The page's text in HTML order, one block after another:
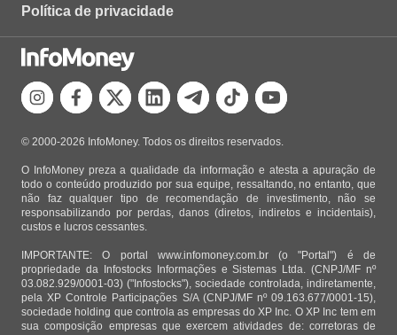
Política de privacidade
© 2000-2026 InfoMoney. Todos os direitos reservados.
O InfoMoney preza a qualidade da informação e atesta a apuração de
todo o conteúdo produzido por sua equipe, ressaltando, no entanto, que
não faz qualquer tipo de recomendação de investimento, não se
responsabilizando por perdas, danos (diretos, indiretos e incidentais),
custos e lucros cessantes.
IMPORTANTE: O portal www.infomoney.com.br (o "Portal") é de
propriedade da Infostocks Informações e Sistemas Ltda. (CNPJ/MF nº
03.082.929/0001-03) ("Infostocks"), sociedade controlada, indiretamente,
pela XP Controle Participações S/A (CNPJ/MF nº 09.163.677/0001-15),
sociedade holding que controla as empresas do XP Inc. O XP Inc tem em
sua composição empresas que exercem atividades de: corretoras de